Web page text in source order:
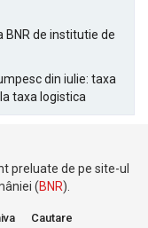
BNR de institutie de
din iulie: taxa
taxa logistica
preluate de pe site-ul
(BNR).
Cautare